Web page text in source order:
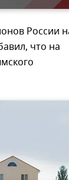
России
что на